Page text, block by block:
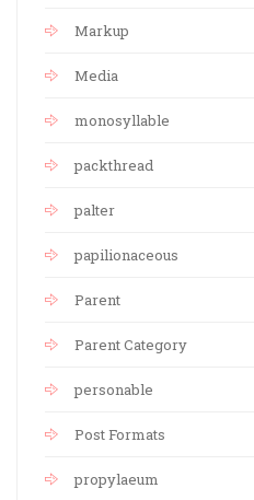
Markup
Media
monosyllable
packthread
palter
papilionaceous
Parent
Parent Category
personable
Post Formats
propylaeum